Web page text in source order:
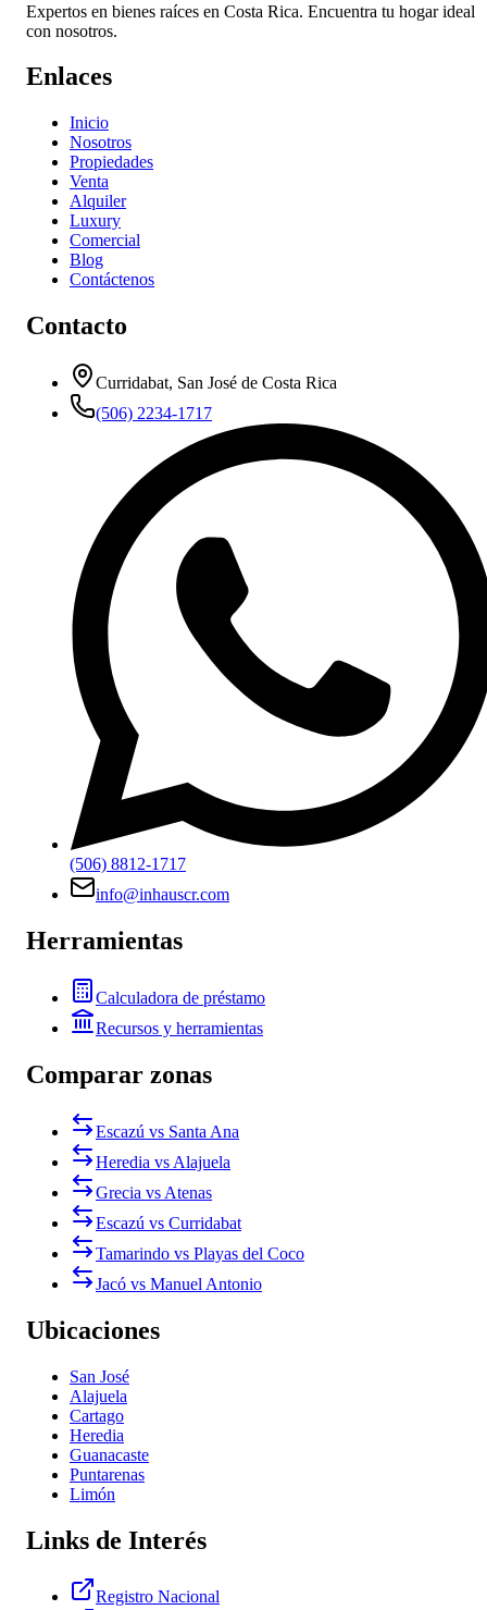
Expertos en bienes raíces en Costa Rica. Encuentra tu hogar ideal
con nosotros.
Enlaces
Inicio
Nosotros
Propiedades
Venta
Alquiler
Luxury
Comercial
Blog
Contáctenos
Contacto
Curridabat, San José de Costa Rica
(506) 2234-1717
(506) 8812-1717
info@inhauscr.com
Herramientas
Calculadora de préstamo
Recursos y herramientas
Comparar zonas
Escazú vs Santa Ana
Heredia vs Alajuela
Grecia vs Atenas
Escazú vs Curridabat
Tamarindo vs Playas del Coco
Jacó vs Manuel Antonio
Ubicaciones
San José
Alajuela
Cartago
Heredia
Guanacaste
Puntarenas
Limón
Links de Interés
Registro Nacional